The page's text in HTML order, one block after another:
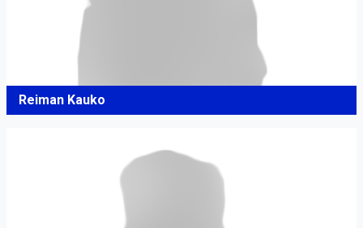
Reiman Kauko